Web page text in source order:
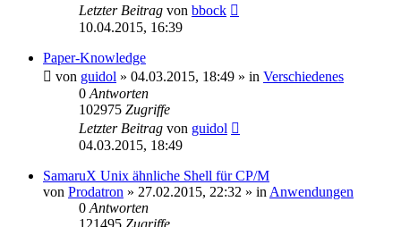
Letzter Beitrag von bbock
10.04.2015, 16:39
Paper-Knowledge
von guidol » 04.03.2015, 18:49 » in Verschiedenes
0 Antworten
102975 Zugriffe
Letzter Beitrag von guidol
04.03.2015, 18:49
SamaruX Unix ähnliche Shell für CP/M
von Prodatron » 27.02.2015, 22:32 » in Anwendungen
0 Antworten
121495 Zugriffe